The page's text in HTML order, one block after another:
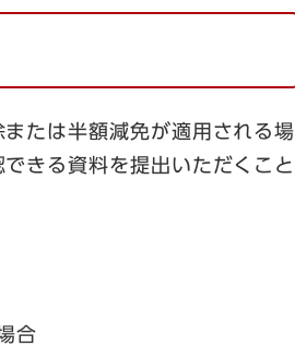
たは半額減免が適用される場
きる資料を提出いただくこと
合